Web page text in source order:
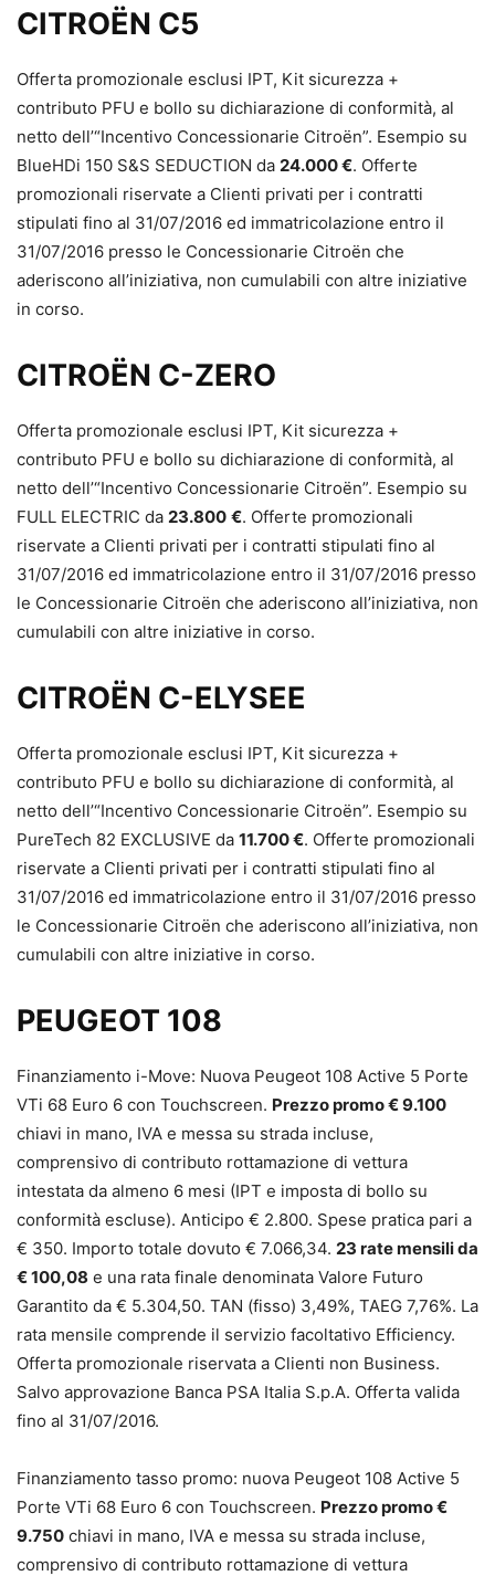
CITROËN C5
Offerta promozionale esclusi IPT, Kit sicurezza +
contributo PFU e bollo su dichiarazione di conformità, al
netto dell’“Incentivo Concessionarie Citroën”. Esempio su
BlueHDi 150 S&S SEDUCTION da 24.000 €. Offerte
promozionali riservate a Clienti privati per i contratti
stipulati fino al 31/07/2016 ed immatricolazione entro il
31/07/2016 presso le Concessionarie Citroën che
aderiscono all’iniziativa, non cumulabili con altre iniziative
in corso.
CITROËN C-ZERO
Offerta promozionale esclusi IPT, Kit sicurezza +
contributo PFU e bollo su dichiarazione di conformità, al
netto dell’“Incentivo Concessionarie Citroën”. Esempio su
FULL ELECTRIC da 23.800 €. Offerte promozionali
riservate a Clienti privati per i contratti stipulati fino al
31/07/2016 ed immatricolazione entro il 31/07/2016 presso
le Concessionarie Citroën che aderiscono all’iniziativa, non
cumulabili con altre iniziative in corso.
CITROËN C-ELYSEE
Offerta promozionale esclusi IPT, Kit sicurezza +
contributo PFU e bollo su dichiarazione di conformità, al
netto dell’“Incentivo Concessionarie Citroën”. Esempio su
PureTech 82 EXCLUSIVE da 11.700 €. Offerte promozionali
riservate a Clienti privati per i contratti stipulati fino al
31/07/2016 ed immatricolazione entro il 31/07/2016 presso
le Concessionarie Citroën che aderiscono all’iniziativa, non
cumulabili con altre iniziative in corso.
PEUGEOT 108
Finanziamento i-Move: Nuova Peugeot 108 Active 5 Porte
VTi 68 Euro 6 con Touchscreen. Prezzo promo € 9.100
chiavi in mano, IVA e messa su strada incluse,
comprensivo di contributo rottamazione di vettura
intestata da almeno 6 mesi (IPT e imposta di bollo su
conformità escluse). Anticipo € 2.800. Spese pratica pari a
€ 350. Importo totale dovuto € 7.066,34. 23 rate mensili da
€ 100,08 e una rata finale denominata Valore Futuro
Garantito da € 5.304,50. TAN (fisso) 3,49%, TAEG 7,76%. La
rata mensile comprende il servizio facoltativo Efficiency.
Offerta promozionale riservata a Clienti non Business.
Salvo approvazione Banca PSA Italia S.p.A. Offerta valida
fino al 31/07/2016.
Finanziamento tasso promo: nuova Peugeot 108 Active 5
Porte VTi 68 Euro 6 con Touchscreen. Prezzo promo €
9.750 chiavi in mano, IVA e messa su strada incluse,
comprensivo di contributo rottamazione di vettura